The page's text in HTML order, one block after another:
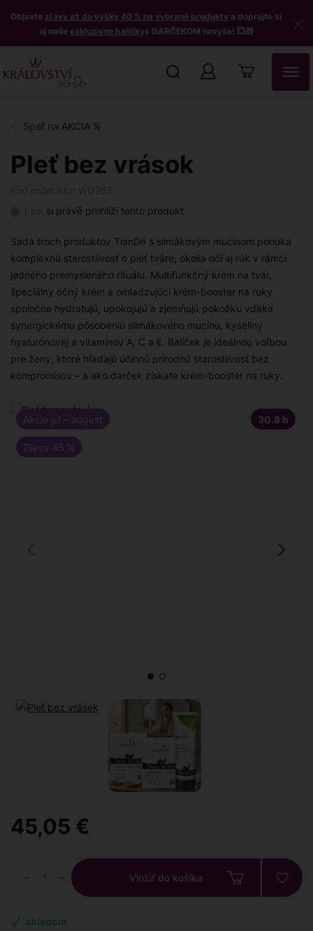
Objavte zľavy až do výšky 40 % na vybrané produkty a doprajte si
aj naše exkluzívne balíčkys DARČEKOM navyše! 💥🎁
Pleť bez vrások
si právě prohlíží tento produkt
Sada troch produktov TianDe s slimákovým mucínom ponúka
komplexnú starostlivosť o pleť tváre, okolia očí aj rúk v rámci
jedného premysleného rituálu. Multifunkčný krém na tvár,
špeciálny očný krém a omladzujúci krém-booster na ruky
spoločne hydratujú, upokojujú a zjemňujú pokožku vďaka
synergickému pôsobeniu slimákového mucínu, kyseliny
hyalurónovej a vitamínov A, C a E. Balíček je ideálnou voľbou
pre ženy, ktoré hľadajú účinnú prírodnú starostlivosť bez
kompromisov – a ako darček získate krém-booster na ruky.
Akcie júl – august
Zľava 45 %
30.8 b
45,05 €
Vložiť do košíka
skladom